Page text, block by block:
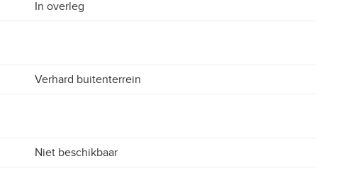
In overleg
Verhard buitenterrein
Niet beschikbaar